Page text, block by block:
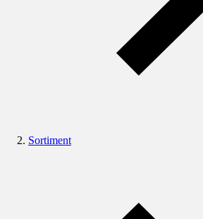
Sortiment